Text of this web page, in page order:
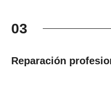
03
Reparación